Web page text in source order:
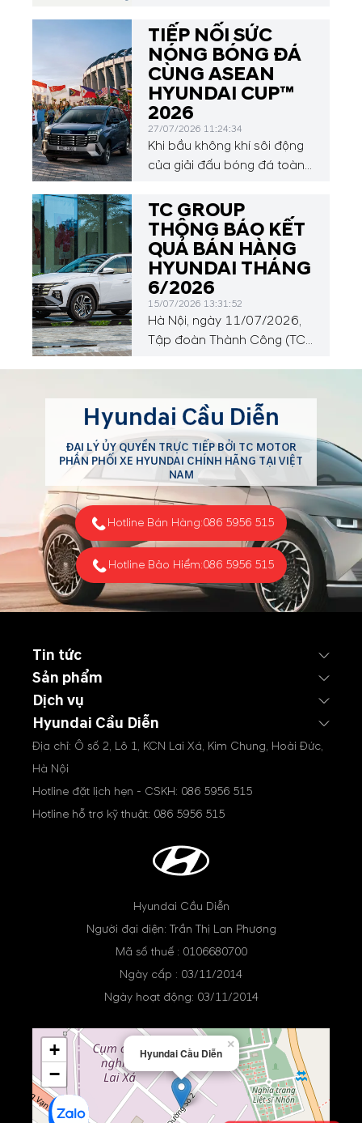
TIẾP NỐI SỨC
NÓNG BÓNG ĐÁ
CÙNG ASEAN
HYUNDAI CUP™
2026
27/07/2026 11:24:34
Khi bầu không khí sôi động
của giải đấu bóng đá toàn
của người hâm mộ sẽ tiếp
tục hướng về Đông Nam Á
với ASEAN Hyundai Cup™
2026, diễn ra từ ngày 24
tháng 7 đến ngày 26 tháng
8 năm 2026.
TC GROUP
THÔNG BÁO KẾT
QUẢ BÁN HÀNG
HYUNDAI THÁNG
6/2026
15/07/2026 13:31:52
Hà Nội, ngày 11/07/2026,
Tập đoàn Thành Công (TC
tháng 6/2026 với tổng
doanh số đạt 3.746 xe. Tính
chung 6 tháng đầu năm,
Hyundai đã bàn giao tổng
cộng 25.069 xe tới khách
hàng trên toàn quốc.
Hyundai Cầu Diễn
ĐẠI LÝ ỦY QUYỀN TRỰC TIẾP BỞI TC MOTOR
PHÂN PHỐI XE HYUNDAI CHÍNH HÃNG TẠI VIỆT
NAM
Hotline Bán Hàng:086 5956 515
Hotline Bảo Hiểm:086 5956 515
Tin tức
Sản phẩm
Dịch vụ
Hyundai Cầu Diễn
Địa chỉ: Ô số 2, Lô 1, KCN Lai Xá, Kim Chung, Hoài Đức,
Hà Nội
Hotline đặt lịch hẹn - CSKH: 086 5956 515
Hotline hỗ trợ kỹ thuật: 086 5956 515
Hyundai Cầu Diễn
Người đại diện: Trần Thị Lan Phương
Mã số thuế : 0106680700
Ngày cấp : 03/11/2014
Ngày hoạt động: 03/11/2014
Hyundai Cầu Diễn
×
+
−